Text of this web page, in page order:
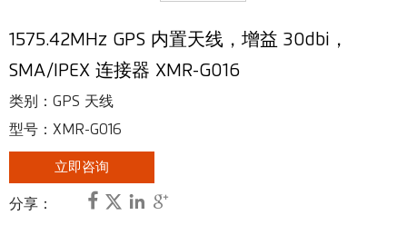
射频连接器
1575.42MHz GPS 内置天线，增益 30dbi，
SMA/IPEX 连接器 XMR-G016
类别：GPS 天线
型号：XMR-G016
立即咨询
分享：    